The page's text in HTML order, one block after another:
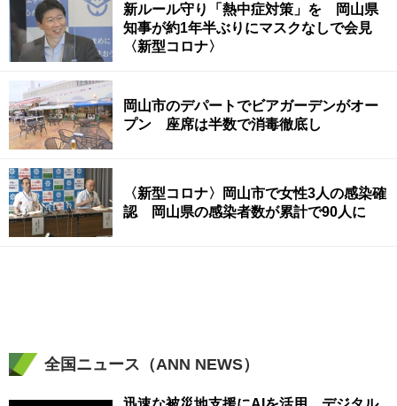
新ルール守り「熱中症対策」を 岡山県
知事が約1年半ぶりにマスクなしで会見
〈新型コロナ〉
岡山市のデパートでビアガーデンがオー
プン 座席は半数で消毒徹底し
〈新型コロナ〉岡山市で女性3人の感染確
認 岡山県の感染者数が累計で90人に
全国ニュース（ANN NEWS）